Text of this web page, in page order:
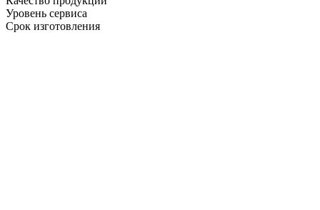
Уровень сервиса
Срок изготовления